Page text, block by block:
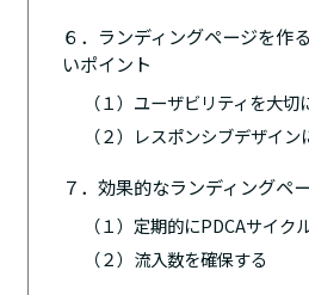
６．ランディングページを作
いポイント
（１）ユーザビリティを大切
（２）レスポンシブデザイン
７．効果的なランディングペ
（１）定期的にPDCAサイク
（２）流入数を確保する